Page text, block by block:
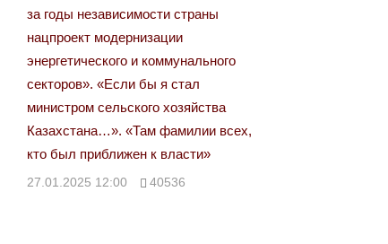
за годы независимости страны
нацпроект модернизации
энергетического и коммунального
секторов». «Если бы я стал
министром сельского хозяйства
Казахстана…». «Там фамилии всех,
кто был приближен к власти»
27.01.2025 12:00 40536